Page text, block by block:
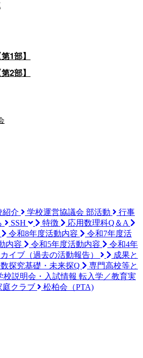
1部】
2部】
紹介 学校運営協議会 部活動
行事
SSH 特徴
応用数理科Q＆A
令和8年度活動内容
令和7年度活
内容 令和5年度活動内容
令和4年
イブ（過去の活動報告）
成果と
探究基礎・未来探Q
専門高校等と
校説明会・入試情報 転入学／教育実
庭クラブ 松柏会（PTA)